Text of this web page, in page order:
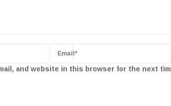
and website in this browser for the next